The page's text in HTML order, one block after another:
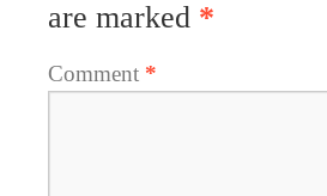
are marked *
Comment *